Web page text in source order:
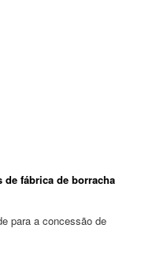
fábrica de borracha
para a concessão de